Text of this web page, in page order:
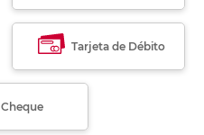
Tarjeta de Débito
Cheque